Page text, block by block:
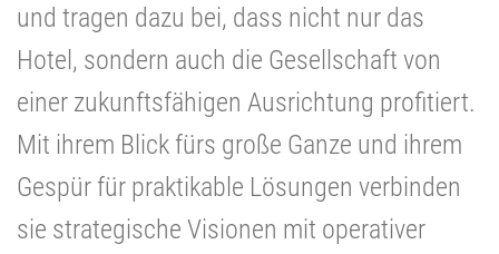
und tragen dazu bei, dass nicht nur das
Hotel, sondern auch die Gesellschaft von
einer zukunftsfähigen Ausrichtung profitiert.
Mit ihrem Blick fürs große Ganze und ihrem
Gespür für praktikable Lösungen verbinden
sie strategische Visionen mit operativer